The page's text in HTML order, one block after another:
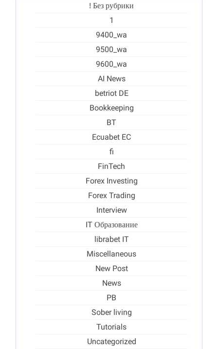
! Без рубрики
1
9400_wa
9500_wa
9600_wa
AI News
betriot DE
Bookkeeping
BT
Ecuabet EC
fi
FinTech
Forex Investing
Forex Trading
Interview
IT Образование
librabet IT
Miscellaneous
New Post
News
PB
Sober living
Tutorials
Uncategorized